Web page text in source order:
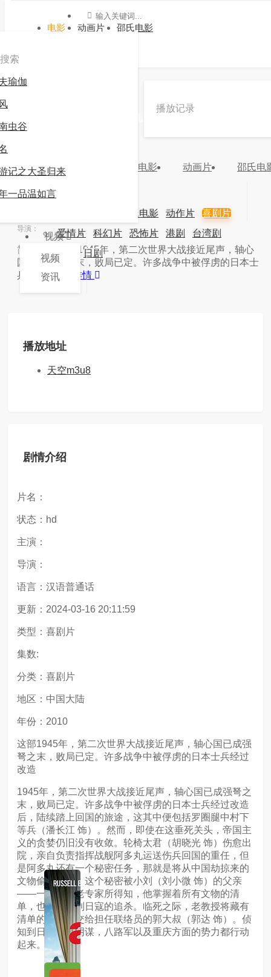
电影 动画片 邵氏电影
播放记录
电影 动画片 邵氏电
邵氏电影 动作片
喜剧片
爱情片
科幻片 恐怖片 港剧
台湾剧
韩剧
日剧
视频
视频
资讯
索
瑜伽
虫谷
记之大圣归来
一品温如言
游会官方网站登录
分类： 地区：中国大陆
更新：2024-03-16 20:11:59
导演：
简介：
简介：1945年，第二次世界大战接近尾声，轴心
国已成强弩之末，败局已定。许多战争中被俘虏的日本士
兵经过改造...
详情
播放地址
天空m3u8
剧情介绍
片名：
状态：hd
主演：
导演：
语言：汉语普通话
更新：2024-03-16 20:11:59
类型：喜剧片
集数:
分类：喜剧片
地区：中国大陆
年份：2010
这部1945年，第二次世界大战接近尾声，轴心国已成强
弩之末，败局已定。许多战争中被俘虏的日本士兵经过
改造
1945年，第二次世界大战接近尾声，轴心国已成强弩之
末，败局已定。许多战争中被俘虏的日本士兵经过改造
后，陆续踏上回国的旅途，这其中便包括罗圈腿中村下
等兵（潘长江 饰）。然而，即使在这垂死关头，帝国主
义的贪婪仍旧没有收敛。轮椅太君（胡晓光 饰）伤愈出
院，亲自负责指挥战舰阿多丸运送伤兵回国的重任，但
是阿多丸还有一个秘密任务，那就是将从中国劫掠来的
文物偷运出境。这个秘密被小刘（刘小微 饰）的父亲
——一个文物老专家所得知，他掌握着所有文物的清
单，也因此遭到日寇的追杀。临死之际，老教授将藏有
清单的可乐瓶交给担任联络员的郭大叔（郭达 饰）。侦
知到日本人的阴谋，八路军以及重庆方面的势力都行动
起来。